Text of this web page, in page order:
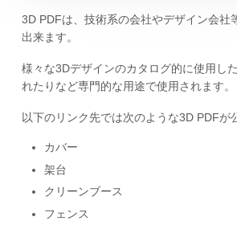
3D PDFは、技術系の会社やデザイン会社
出来ます。
様々な3Dデザインのカタログ的に使用し
れたりなど専門的な用途で使用されます。
以下のリンク先では次のような3D PDFが
カバー
架台
クリーンブース
フェンス